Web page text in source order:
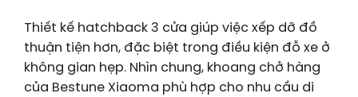
Thiết kế hatchback 3 cửa giúp việc xếp dỡ đồ
thuận tiện hơn, đặc biệt trong điều kiện đỗ xe ở
không gian hẹp. Nhìn chung, khoang chở hàng
của Bestune Xiaoma phù hợp cho nhu cầu di